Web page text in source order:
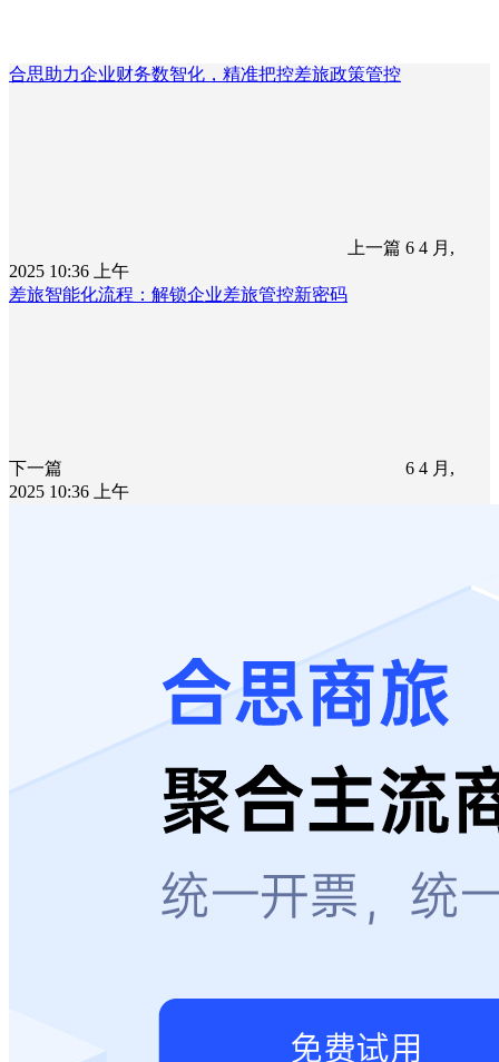
合思助力企业财务数智化，精准把控差旅政策管控
上一篇 6 4 月,
2025 10:36 上午
差旅智能化流程：解锁企业差旅管控新密码
下一篇
6 4 月,
2025 10:36 上午